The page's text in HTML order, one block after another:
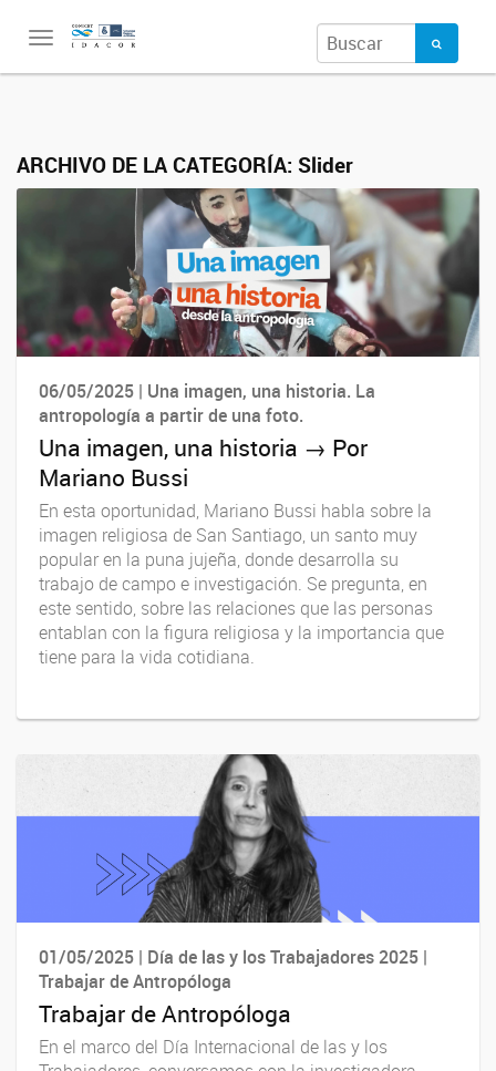
Toggle
ARCHIVO DE LA CATEGORÍA: Slider
06/05/2025 | Una imagen, una historia. La
antropología a partir de una foto.
Una imagen, una historia → Por
Mariano Bussi
En esta oportunidad, Mariano Bussi habla sobre la
imagen religiosa de San Santiago, un santo muy
popular en la puna jujeña, donde desarrolla su
trabajo de campo e investigación. Se pregunta, en
este sentido, sobre las relaciones que las personas
entablan con la figura religiosa y la importancia que
tiene para la vida cotidiana.
01/05/2025 | Día de las y los Trabajadores 2025 |
Trabajar de Antropóloga
Trabajar de Antropóloga
En el marco del Día Internacional de las y los